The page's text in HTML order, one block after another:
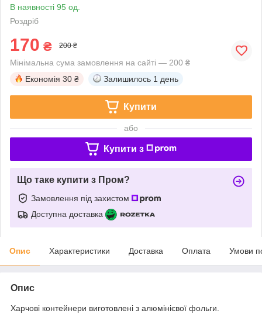
В наявності 95 од.
Роздріб
170 ₴ 200 ₴
Мінімальна сума замовлення на сайті — 200 ₴
Економія 30 ₴ Залишилось 1 день
Купити
або
Купити з
Що таке купити з Пром?
Замовлення під захистом
Доступна доставка
Опис Характеристики Доставка Оплата Умови
Опис
Харчові контейнери виготовлені з алюмінієвої фольги.